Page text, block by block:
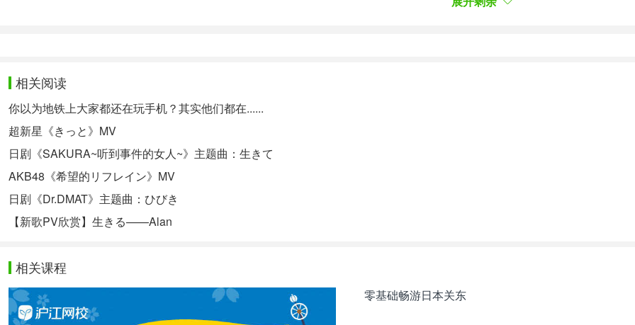
小编OS：PV很萌····但是跟歌词有什么关系orz
聆听更多精彩音乐尽在： 沪江日语音乐小站>>>
相关热点： 日本音乐 AKB48 星野源 标准日本语初级
相关阅读
你以为地铁上大家都还在玩手机？其实他们都在......
超新星《きっと》MV
日剧《SAKURA~听到事件的女人~》主题曲：生きて
AKB48《希望的リフレイン》MV
日剧《Dr.DMAT》主题曲：ひびき
【新歌PV欣赏】生きる——Alan
相关课程
零基础畅游日本关东